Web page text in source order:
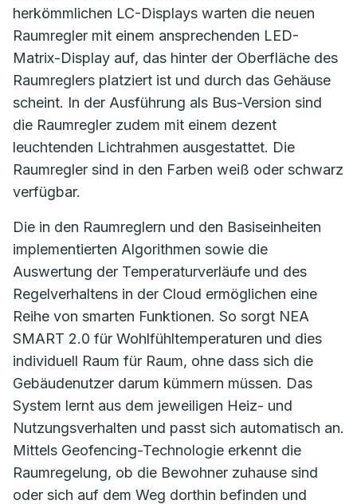
herkömmlichen LC-Displays warten die neuen
Raumregler mit einem ansprechenden LED-
Matrix-Display auf, das hinter der Oberfläche des
Raumreglers platziert ist und durch das Gehäuse
scheint. In der Ausführung als Bus-Version sind
die Raumregler zudem mit einem dezent
leuchtenden Lichtrahmen ausgestattet. Die
Raumregler sind in den Farben weiß oder schwarz
verfügbar.
Die in den Raumreglern und den Basiseinheiten
implementierten Algorithmen sowie die
Auswertung der Temperaturverläufe und des
Regelverhaltens in der Cloud ermöglichen eine
Reihe von smarten Funktionen. So sorgt NEA
SMART 2.0 für Wohlfühltemperaturen und dies
individuell Raum für Raum, ohne dass sich die
Gebäudenutzer darum kümmern müssen. Das
System lernt aus dem jeweiligen Heiz- und
Nutzungsverhalten und passt sich automatisch an.
Mittels Geofencing-Technologie erkennt die
Raumregelung, ob die Bewohner zuhause sind
oder sich auf dem Weg dorthin befinden und